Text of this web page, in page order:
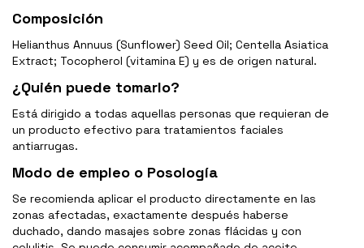
Composición
Helianthus Annuus (Sunflower) Seed Oil; Centella Asiatica
Extract; Tocopherol (vitamina E) y es de origen natural.
¿Quién puede tomarlo?
Está dirigido a todas aquellas personas que requieran de
un producto efectivo para tratamientos faciales
antiarrugas.
Modo de empleo o Posología
Se recomienda aplicar el producto directamente en las
zonas afectadas, exactamente después haberse
duchado, dando masajes sobre zonas flácidas y con